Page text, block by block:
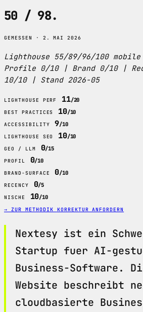
50 / 98.
GEMESSEN · 2. MAI 2026
Lighthouse 55/89/96/100
Profile 0/10 | Brand 0/10 |
10/10 | Stand 2026-05
LIGHTHOUSE PERF 11/20
BEST PRACTICES 10/10
ACCESSIBILITY 9/10
LIGHTHOUSE SEO 10/10
GEO / LLM 0/15
PROFIL 0/10
BRAND-SURFACE 0/10
RECENCY 0/5
NISCHE 10/10
→ ZUR METHODIK KORREKTUR ANFORDERN
Nextesy ist ein
Startup fuer AI-
Business-Software.
Website beschreibt
cloudbasierte